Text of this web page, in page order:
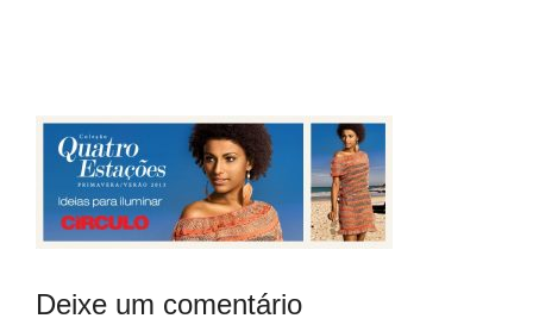
Deixe um comentário